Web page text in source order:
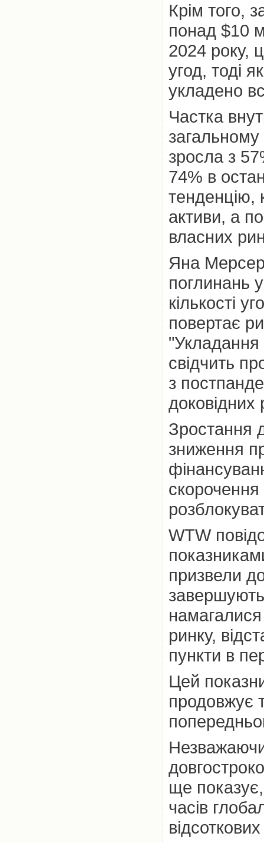
Крім того,
понад $10
2024 року,
угод, тоді
укладено
Частка
загальному
зросла з
74% в
тенденцію,
активи, а
власних
Яна
поглинань
кількості
повертає
"Укладання
свідчить
з
доковідних
Зростання
зниження
WTW
призвели
завершують
ринку,
пункти в
Цей
продовжує
ще
часів